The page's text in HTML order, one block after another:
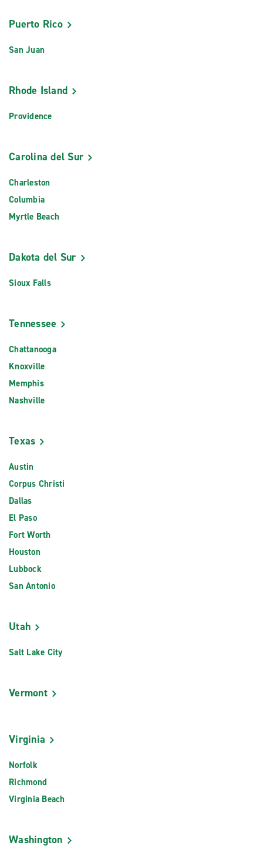
Puerto Rico
San Juan
Rhode Island
Providence
Carolina del Sur
Charleston
Columbia
Myrtle Beach
Dakota del Sur
Sioux Falls
Tennessee
Chattanooga
Knoxville
Memphis
Nashville
Texas
Austin
Corpus Christi
Dallas
El Paso
Fort Worth
Houston
Lubbock
San Antonio
Utah
Salt Lake City
Vermont
Virginia
Norfolk
Richmond
Virginia Beach
Washington